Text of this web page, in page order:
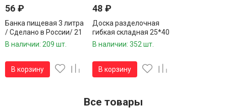
56 ₽
Банка пищевая 3 литра
/ Сделано в России/ 21
шт.в упаковке/1 шт.
В наличии: 209 шт.
В корзину
48 ₽
Доска разделочная
гибкая складная 25*40
см./ Сделано в России/
В наличии: 352 шт.
В корзину
Все товары